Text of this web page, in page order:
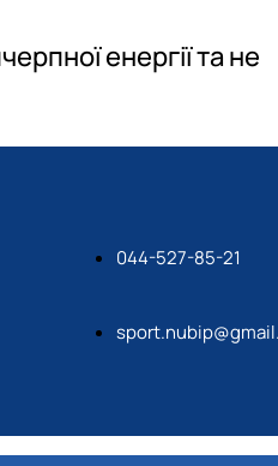
енергії та не
044-527-85-21